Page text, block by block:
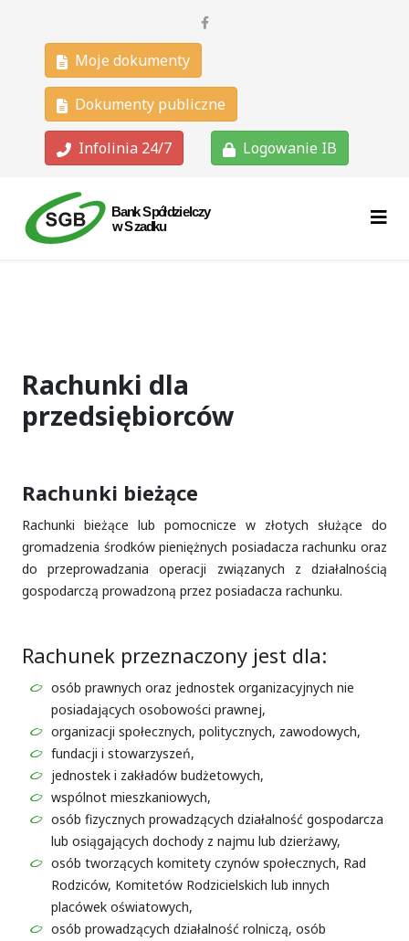
Moje dokumenty
Dokumenty publiczne
Infolinia 24/7 Logowanie IB
Rachunki dla
przedsiębiorców
Rachunki bieżące
Rachunki bieżące lub pomocnicze w złotych służące do
gromadzenia środków pieniężnych posiadacza rachunku oraz
do przeprowadzania operacji związanych z działalnością
gospodarczą prowadzoną przez posiadacza rachunku.
Rachunek przeznaczony jest dla:
osób prawnych oraz jednostek organizacyjnych nie
posiadających osobowości prawnej,
organizacji społecznych, politycznych, zawodowych,
fundacji i stowarzyszeń,
jednostek i zakładów budżetowych,
wspólnot mieszkaniowych,
osób fizycznych prowadzących działalność gospodarcza
lub osiągających dochody z najmu lub dzierżawy,
osób tworzących komitety czynów społecznych, Rad
Rodziców, Komitetów Rodzicielskich lub innych
placówek oświatowych,
osób prowadzących działalność rolniczą, osób